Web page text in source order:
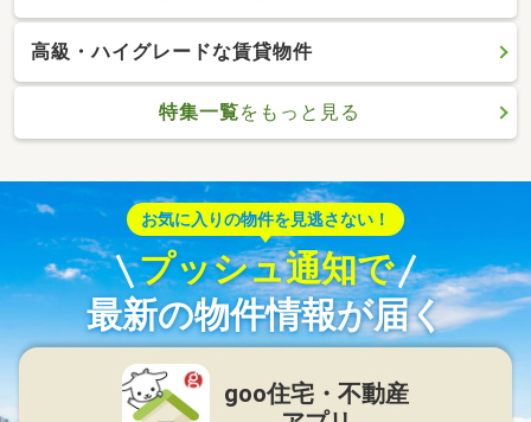
高級・ハイグレードな賃貸物件
特集一覧をもっと見る
お気に入りの物件を見逃さない！
プッシュ通知で
最新の物件情報が届く
goo住宅・不動産